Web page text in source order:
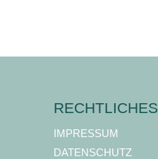
RECHTLICHES
IMPRESSUM
DATENSCHUTZ